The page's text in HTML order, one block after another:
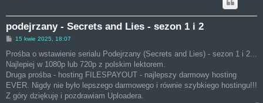
podejrzany - Secrets and Lies - sezon 1 i 2
P
s
15 kwie 2025, 18:07
Prośba o wstawienie serialu Podejrzany (Secrets and Lies) - sezon 1 i 2...
Najlepiej w 1080p lub 720p z polskim lektorem.
Druga prośba - hosting FILESPAYOUT - najlepszy darmowy hosting
EVER. Nigdy nie było lepszego darmowego i równie szybkiego hostingu!!!
Z góry dziękuję i pozdrawiam Uploadera.